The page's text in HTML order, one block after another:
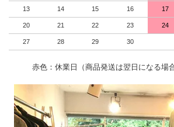
13 14 15 16 17
20 21 22 23 24
27 28 29 30
赤色：休業日（商品発送は翌日になる場